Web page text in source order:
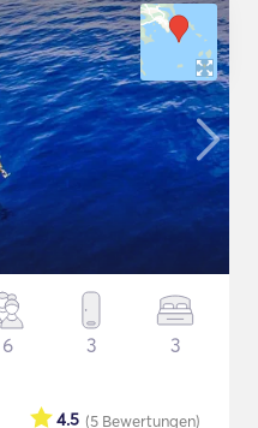
6 3 3
(5 Bewertungen)
4.5